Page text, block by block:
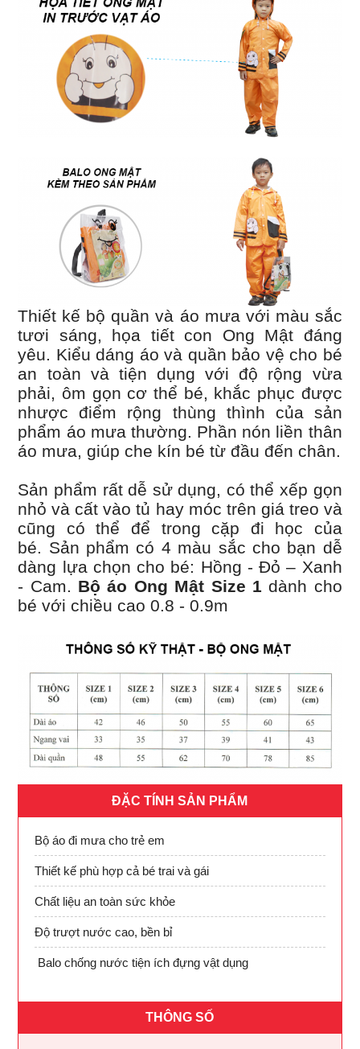
Thiết kế bộ quần và áo mưa với màu sắc
tươi sáng, họa tiết con Ong Mật đáng
yêu. Kiểu dáng áo và quần bảo vệ cho bé
an toàn và tiện dụng với độ rộng vừa
phải, ôm gọn cơ thể bé, khắc phục được
nhược điểm rộng thùng thình của sản
phẩm áo mưa thường. Phần nón liền thân
áo mưa, giúp che kín bé từ đầu đến chân.
Sản phẩm rất dễ sử dụng, có thể xếp gọn
nhỏ và cất vào tủ hay móc trên giá treo và
cũng có thể để trong cặp đi học của
bé. Sản phẩm có 4 màu sắc cho bạn dễ
dàng lựa chọn cho bé: Hồng - Đỏ – Xanh
- Cam. Bộ áo Ong Mật Size 1 dành cho
bé với chiều cao 0.8 - 0.9m
ĐẶC TÍNH SẢN PHẨM
Bộ áo đi mưa cho trẻ em
Thiết kế phù hợp cả bé trai và gái
Chất liệu an toàn sức khỏe
Độ trượt nước cao, bền bỉ
Balo chống nước tiện ích đựng vật dụng
THÔNG SỐ